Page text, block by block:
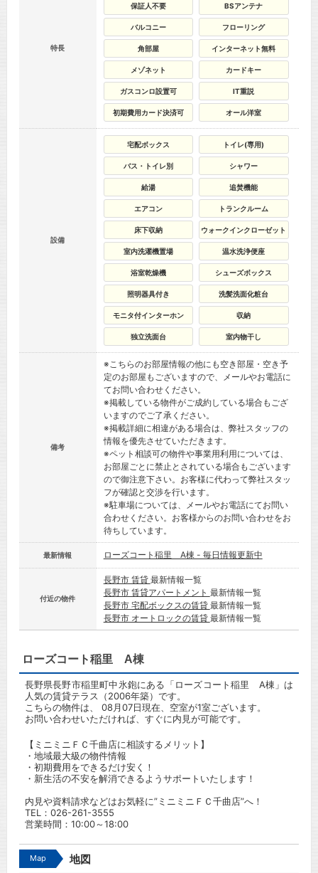
特長
保証人不要 BSアンテナ
バルコニー フローリング
角部屋 インターネット無料
メゾネット カードキー
ガスコンロ設置可 IT重説
初期費用カード決済可 オール洋室
設備
宅配ボックス トイレ(専用)
バス・トイレ別 シャワー
給湯 追焚機能
エアコン トランクルーム
床下収納 ウォークインクローゼット
室内洗濯機置場 温水洗浄便座
浴室乾燥機 シューズボックス
照明器具付き 洗髪洗面化粧台
モニタ付インターホン 収納
独立洗面台 室内物干し
備考
※こちらのお部屋情報の他にも空き部屋・空き予
定のお部屋もございますので、メールやお電話に
てお問い合わせください。
※掲載している物件がご成約している場合もござ
いますのでご了承ください。
※掲載詳細に相違がある場合は、弊社スタッフの
情報を優先させていただきます。
※ペット相談可の物件や事業用利用については、
お部屋ごとに禁止とされている場合もございます
ので御注意下さい。お客様に代わって弊社スタッ
フが確認と交渉を行います。
※駐車場については、メールやお電話にてお問い
合わせください。お客様からのお問い合わせをお
待ちしています。
最新情報 ローズコート稲里 A棟 - 毎日情報更新中
付近の物件
長野市 賃貸 最新情報一覧
長野市 賃貸アパートメント 最新情報一覧
長野市 宅配ボックスの賃貸 最新情報一覧
長野市 オートロックの賃貸 最新情報一覧
ローズコート稲里 A棟
長野県長野市稲里町中氷鉋にある「ローズコート稲里 A棟」は
人気の賃貸テラス（2006年築）です。
こちらの物件は、 08月07日現在、空室が1室ございます。
お問い合わせいただければ、すぐに内見が可能です。
【ミニミニＦＣ千曲店に相談するメリット】
・地域最大級の物件情報
・初期費用をできるだけ安く！
・新生活の不安を解消できるようサポートいたします！
内見や資料請求などはお気軽に”ミニミニＦＣ千曲店”へ！
TEL： 026-261-3555
営業時間：10:00～18:00
Map 地図